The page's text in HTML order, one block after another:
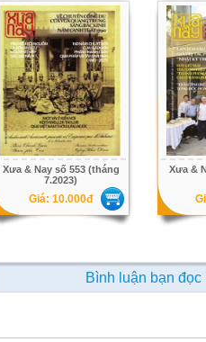
Xưa & Nay số 553 (tháng
7.2023)
Giá: 10.000đ
Xưa &
Bình luận bạn đọc